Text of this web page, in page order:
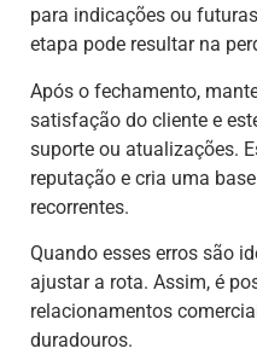
para indicações ou
etapa pode resultar na
Após o fechamento,
satisfação do cliente e
suporte ou atualizações.
reputação e cria uma
recorrentes.
Quando esses erros são
ajustar a rota. Assim, é
relacionamentos
duradouros.